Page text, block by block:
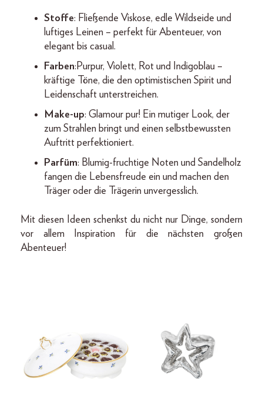
Stoffe: Fließende Viskose, edle Wildseide und
luftiges Leinen – perfekt für Abenteuer, von
elegant bis casual.
Farben:Purpur, Violett, Rot und Indigoblau –
kräftige Töne, die den optimistischen Spirit und
Leidenschaft unterstreichen.
Make-up: Glamour pur! Ein mutiger Look, der
zum Strahlen bringt und einen selbstbewussten
Auftritt perfektioniert.
Parfüm: Blumig-fruchtige Noten und Sandelholz
fangen die Lebensfreude ein und machen den
Träger oder die Trägerin unvergesslich.
Mit diesen Ideen schenkst du nicht nur Dinge, sondern
vor allem Inspiration für die nächsten großen
Abenteuer!